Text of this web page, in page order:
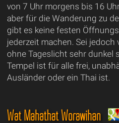
von 7 Uhr morgens bis 16
aber für die Wanderung zu
gibt es keine festen
jederzeit machen. Sei
ohne Tageslicht sehr dunkel
Tempel ist für alle frei,
Ausländer oder ein Thai ist.
Wat Mahathat Worawihan